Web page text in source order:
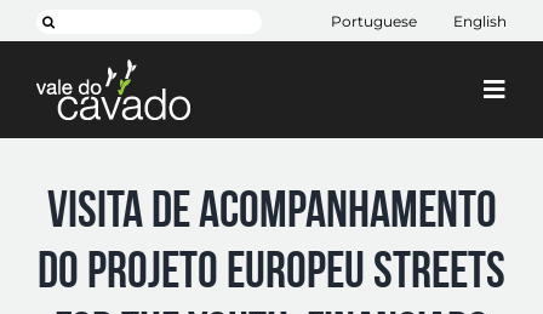
to
content
Search
Portuguese English
Cávado 2030
Projetos
Visita de acompanhamento
do projeto europeu Streets